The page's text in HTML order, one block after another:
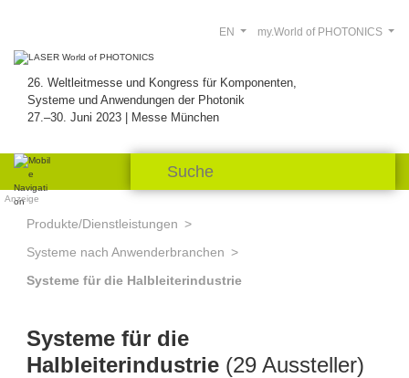
26. Weltleitmesse und Kongress für Komponenten,
Systeme und Anwendungen der Photonik
27.–30. Juni 2023 | Messe München
my.World of PHOTONICS
EN
Anzeige
Produkte/Dienstleistungen
Systeme nach Anwenderbranchen
Systeme für die Halbleiterindustrie
Systeme für die
Halbleiterindustrie (29 Aussteller)